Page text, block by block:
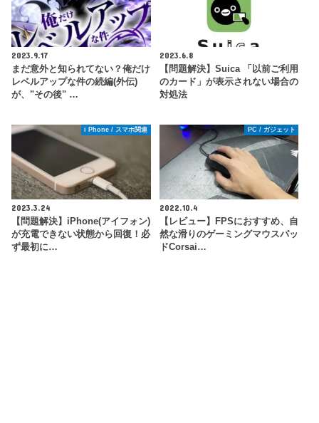
2023.9.17
まだ意外と知られてない？俺だけ
レベルアップな件の続編(外伝)
が、"その後" …
2023.6.8
【問題解決】Suica 「以前ご利用
のカード」が表示されない場合の
対処法
i Phone / スマホ関連
2023.3.24
【問題解決】iPhone(アイフォン)
が充電できない状態から回復！必
ず最初に…
PC / ガジェット
2022.10.4
【レビュー】FPSにおすすめ、自
然な滑りのゲーミングマウスパッ
ドCorsai…